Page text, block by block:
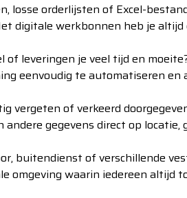
losse orderlijsten of Excel-
digitale werkbonnen heb je
of leveringen je veel tijd en
eenvoudig te automatiseren en
vergeten of verkeerd
andere gegevens direct op
buitendienst of verschillende
omgeving waarin iedereen altijd